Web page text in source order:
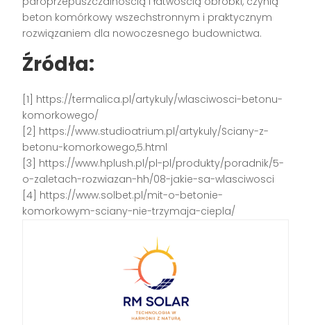
beton komórkowy wszechstronnym i praktycznym
rozwiązaniem dla nowoczesnego budownictwa.
Źródła:
[1] https://termalica.pl/artykuly/wlasciwosci-betonu-
komorkowego/
[2] https://www.studioatrium.pl/artykuly/Sciany-z-
betonu-komorkowego,5.html
[3] https://www.hplush.pl/pl-pl/produkty/poradnik/5-
o-zaletach-rozwiazan-hh/08-jakie-sa-wlasciwosci
[4] https://www.solbet.pl/mit-o-betonie-
komorkowym-sciany-nie-trzymaja-ciepla/